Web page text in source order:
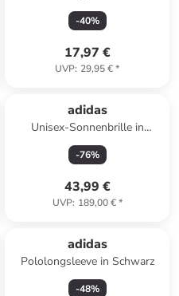
Beige/ Blau
-40%
17,97 €
UVP: 29,95 €*
adidas
Unisex-Sonnenbrille in
Schwarz/ Rosa
-76%
43,99 €
UVP: 189,00 €*
adidas
Pololongsleeve in Schwarz
-48%